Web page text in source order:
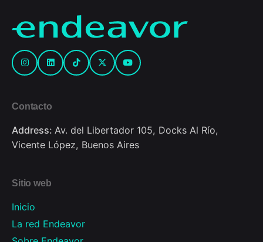
Contacto
Address: Av. del Libertador 105, Docks Al Río,
Vicente López, Buenos Aires
Sitio web
Inicio
La red Endeavor